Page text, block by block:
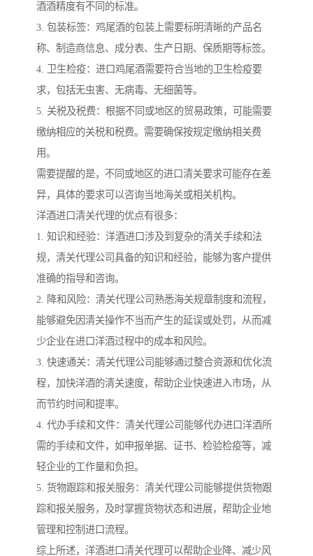
酒酒精度有不同的标准。
3. 包装标签：鸡尾酒的包装上需要标明清晰的产品名
称、制造商信息、成分表、生产日期、保质期等标签。
4. 卫生检疫：进口鸡尾酒需要符合当地的卫生检疫要
求，包括无虫害、无病毒、无细菌等。
5. 关税及税费：根据不同或地区的贸易政策，可能需要
缴纳相应的关税和税费。需要确保按规定缴纳相关费
用。
需要提醒的是，不同或地区的进口清关要求可能存在差
异，具体的要求可以咨询当地海关或相关机构。
洋酒进口清关代理的优点有很多：
1. 知识和经验：洋酒进口涉及到复杂的清关手续和法
规，清关代理公司具备的知识和经验，能够为客户提供
准确的指导和咨询。
2. 降和风险：清关代理公司熟悉海关规章制度和流程，
能够避免因清关操作不当而产生的延误或处罚，从而减
少企业在进口洋酒过程中的成本和风险。
3. 快速通关：清关代理公司能够通过整合资源和优化流
程，加快洋酒的清关速度，帮助企业快速进入市场，从
而节约时间和提率。
4. 代办手续和文件：清关代理公司能够代办进口洋酒所
需的手续和文件，如申报单据、证书、检验检疫等，减
轻企业的工作量和负担。
5. 货物跟踪和报关服务：清关代理公司能够提供货物跟
踪和报关服务，及时掌握货物状态和进展，帮助企业地
管理和控制进口流程。
综上所述，洋酒进口清关代理可以帮助企业降、减少风